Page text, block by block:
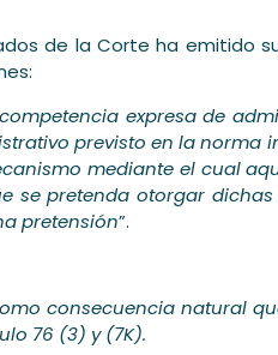
de la Corte ha emitido
expresa de
previsto en la norma
mediante el cual
se pretenda otorgar dichas
pretensión”.
consecuencia natural
76 (3) y (7K).